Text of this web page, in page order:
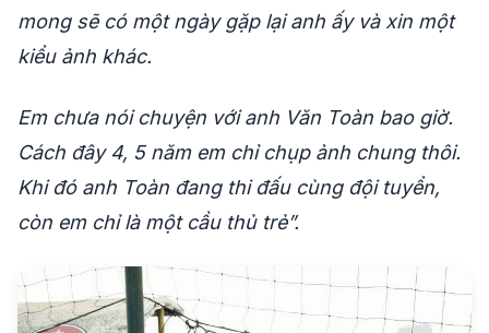
mong sẽ có một ngày gặp lại anh ấy và xin một
kiểu ảnh khác.
Em chưa nói chuyện với anh Văn Toàn bao giờ.
Cách đây 4, 5 năm em chỉ chụp ảnh chung thôi.
Khi đó anh Toàn đang thi đấu cùng đội tuyển,
còn em chỉ là một cầu thủ trẻ”.